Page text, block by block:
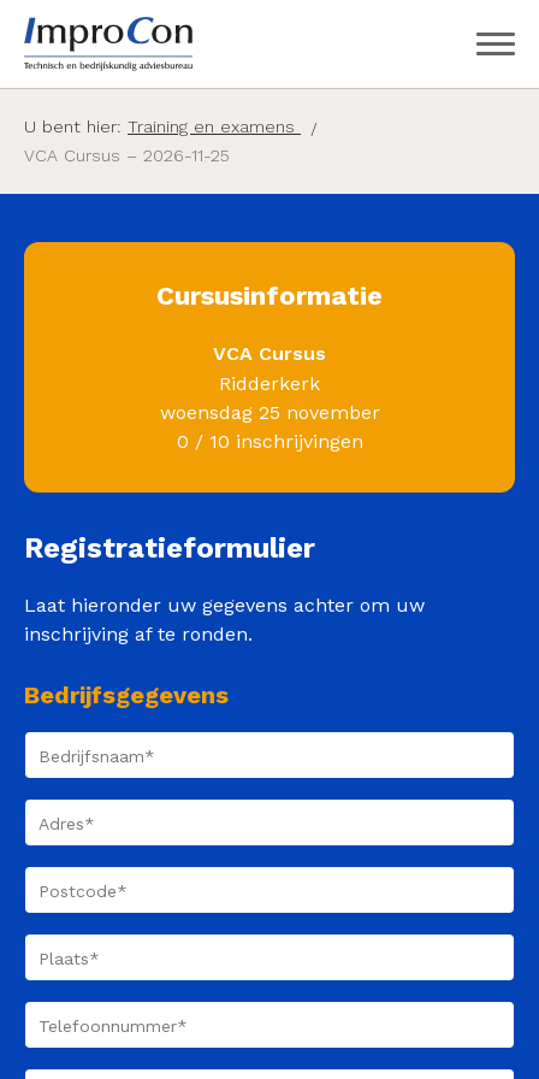
U bent hier: Training en examens
VCA Cursus – 2026-11-25
Registratieformulier
Laat hieronder uw gegevens achter om uw
inschrijving af te ronden.
Bedrijfsgegevens
Bedrijfsnaam
Adres
Postcode
Plaats
Telefoonnummer
Cursusinformatie
VCA Cursus
Ridderkerk
woensdag 25 november
0 / 10 inschrijvingen